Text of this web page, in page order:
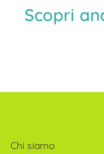
Scopri
Chi siamo